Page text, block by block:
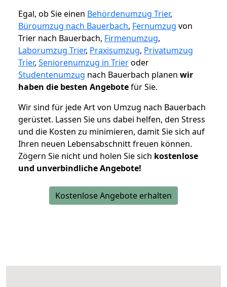
Egal, ob Sie einen Behördenumzug Trier,
Büroumzug nach Bauerbach, Fernumzug von
Trier nach Bauerbach, Firmenumzug,
Laborumzug Trier, Praxisumzug, Privatumzug
Trier, Seniorenumzug in Trieroder
Studentenumzug nach Bauerbach planen wir
haben die besten Angebotefür Sie.
Wir sind für jede Art von Umzug nach Bauerbach
gerüstet. Lassen Sie uns dabei helfen, den Stress
und die Kosten zu minimieren, damit Sie sich auf
Ihren neuen Lebensabschnitt freuen können.
Zögern Sie nicht und holen Sie sich kostenlose
und unverbindliche Angebote!
Kostenlose Angebote erhalten